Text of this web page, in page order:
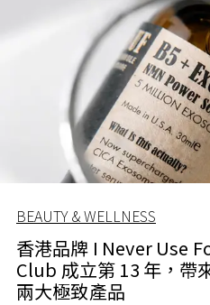
BEAUTY & WELLNESS
香港品牌 I Never Use
Club 成立第 13 年，帶
兩大極致產品